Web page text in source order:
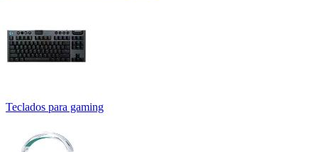
Teclados para gaming